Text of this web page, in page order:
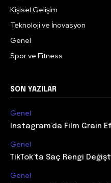
Kişisel Gelişim
Teknoloji ve İnovasyon
Genel
Spor ve Fitness
SON YAZILAR
Genel
Instagram’da Film Grain
Genel
TikTok’ta Saç Rengi
Genel